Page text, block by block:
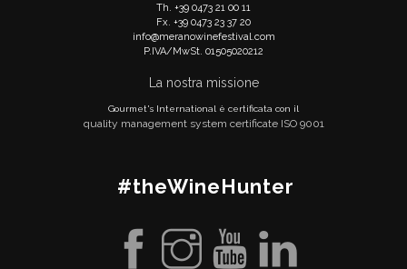
Th. +39 0473 21 00 11
Fx. +39 0473 23 37 20
info@meranowinefestival.com
P.IVA/MwSt. 01505020212
La nostra missione
Gourmet's International è certificata con il
quality management system certificate ISO 9001
#theWineHunter